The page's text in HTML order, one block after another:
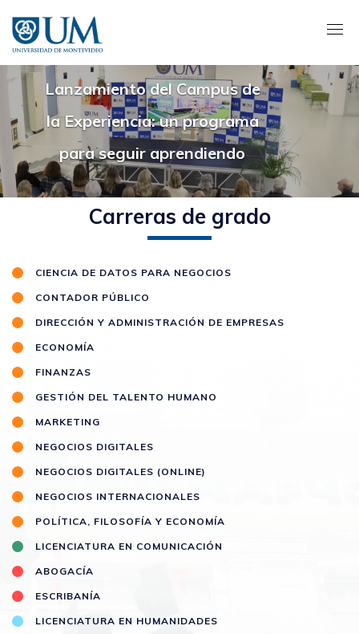
contenido
principal
Lanzamiento del Campus de
la Experiencia: un programa
para seguir aprendiendo
Carreras de grado
CIENCIA DE DATOS PARA NEGOCIOS
CONTADOR PÚBLICO
DIRECCIÓN Y ADMINISTRACIÓN DE EMPRESAS
ECONOMÍA
FINANZAS
GESTIÓN DEL TALENTO HUMANO
MARKETING
NEGOCIOS DIGITALES
NEGOCIOS DIGITALES (ONLINE)
NEGOCIOS INTERNACIONALES
POLÍTICA, FILOSOFÍA Y ECONOMÍA
LICENCIATURA EN COMUNICACIÓN
ABOGACÍA
ESCRIBANÍA
LICENCIATURA EN HUMANIDADES